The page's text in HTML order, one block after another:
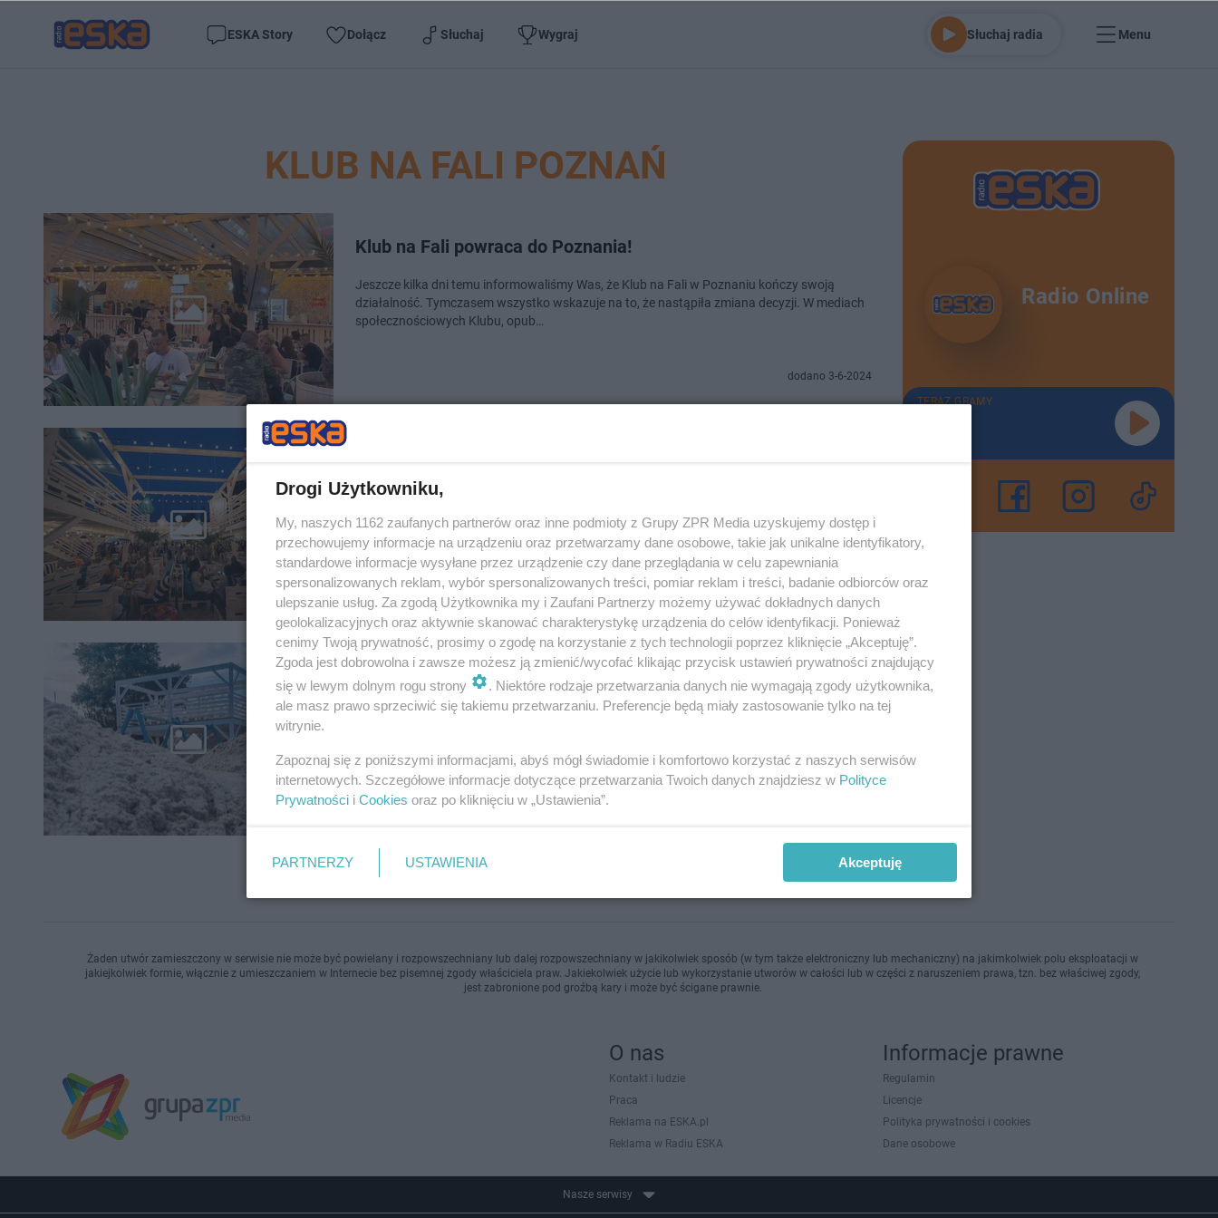
ESKA Story Dołącz Słuchaj Wygraj Słuchaj radia Menu
KLUB NA FALI POZNAŃ
Klub na Fali powraca do Poznania!
Jeszcze kilka dni temu informowaliśmy Was, że Klub na Fali w Poznaniu kończy swoją
działalność. Tymczasem wszystko wskazuje na to, że nastąpiła zmiana decyzji. W mediach
społecznościowych Klubu, opub…
dodano 3-6-2024
Klub na Fali w Poznaniu to ważne miejsce dla wielu mieszkańców, którzy lubią dobrze zjeść i
się świetnie bawić. Lokal otworzy się już w najbliższych dniach. W jakich godzinach będzie
otwarty i jakie …
dodano 26-5-2023
To będzie nowe miejsce spotkań nad Wartą „Klub na Fali”!
Fala Warta Poznania to wielowymiarowe hasło, które towarzyszy kampanii promującej
Radio Online
TERAZ GRAMY
Żaden utwór zamieszczony w serwisie nie może być powielany i rozpowszechniany lub dalej rozpowszechniany w jakikolwiek sposób (w tym także elektroniczny lub mechaniczny) na jakimkolwiek polu eksploatacji w
jakiejkolwiek formie, włącznie z umieszczaniem w Internecie bez pisemnej zgody właściciela praw. Jakiekolwiek użycie lub wykorzystanie utworów w całości lub w części z naruszeniem prawa, tzn. bez właściwej zgody,
jest zabronione pod groźbą kary i może być ścigane prawnie.
O nas
Kontakt i ludzie
Praca
Reklama na ESKA.pl
Reklama w Radiu ESKA
Informacje prawne
Regulamin
Licencje
Polityka prywatności i cookies
Dane osobowe
Nasze serwisy
Drogi Użytkowniku,
My, naszych 1162 zaufanych partnerów oraz inne podmioty z Grupy ZPR Media uzyskujemy dostęp i
przechowujemy informacje na urządzeniu oraz przetwarzamy dane osobowe, takie jak unikalne identyfikatory,
standardowe informacje wysyłane przez urządzenie czy dane przeglądania w celu zapewniania
spersonalizowanych reklam, wybór spersonalizowanych treści, pomiar reklam i treści, badanie odbiorców oraz
ulepszanie usług. Za zgodą Użytkownika my i Zaufani Partnerzy możemy używać dokładnych danych
geolokalizacyjnych oraz aktywnie skanować charakterystykę urządzenia do celów identyfikacji. Ponieważ
cenimy Twoją prywatność, prosimy o zgodę na korzystanie z tych technologii poprzez kliknięcie „Akceptuję”.
Zgoda jest dobrowolna i zawsze możesz ją zmienić/wycofać klikając przycisk ustawień prywatności znajdujący
się w lewym dolnym rogu strony
. Niektóre rodzaje przetwarzania danych nie wymagają zgody użytkownika,
ale masz prawo sprzeciwić się takiemu przetwarzaniu. Preferencje będą miały zastosowanie tylko na tej
witrynie.
Zapoznaj się z poniższymi informacjami, abyś mógł świadomie i komfortowo korzystać z naszych serwisów
internetowych. Szczegółowe informacje dotyczące przetwarzania Twoich danych znajdziesz w Polityce
Prywatności i Cookies oraz po kliknięciu w „Ustawienia”.
PARTNERZY USTAWIENIA Akceptuję